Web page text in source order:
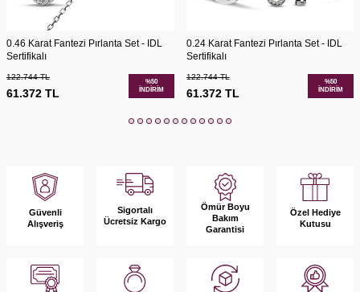
0.46 Karat Fantezi Pırlanta Set - IDL
Sertifikalı
122.744TL
61.372 TL
%50
İNDIRIM
0.24 Karat Fantezi Pırlanta Set - IDL
Sertifikalı
122.744TL
61.372TL
%50
İNDIRIM
Güvenli
Alışveriş
Sigortalı
Ücretsiz Kargo
Ömür Boyu
Bakım
Garantisi
Özel Hediye
Kutusu